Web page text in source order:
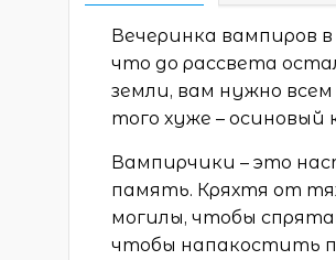
Вечеринка вампиров
что до рассвета
земли, вам нужно
того хуже – осиновый
Вампирчики – это
память. Кряхтя от
могилы, чтобы
чтобы напакостить